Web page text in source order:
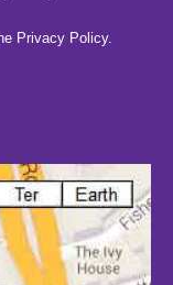
Privacy Policy.